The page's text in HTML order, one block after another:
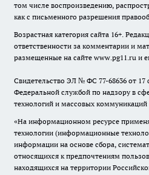
том числе воспроизведению,
как с письменного разрешения
Возрастная категория сайта 16+.
ответственности за комментарии и
размещенные на сайте www.pg11.ru и
Свидетельство ЭЛ № ФС 77-68636 от 17
Федеральной службой по надзору в
технологий и массовых коммуникаций
«На информационном ресурсе
технологии (информационные
информации на основе сбора,
относящихся к предпочтениям
находящихся на территории